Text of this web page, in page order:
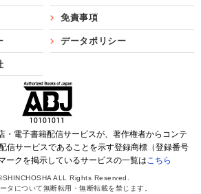
免責事項
データポリシー
・電子書籍配信サービスが、著作権者からコンテ
信サービスであることを示す登録商標（登録番号
ークを掲示しているサービスの一覧はこちら
ALL Rights Reserved.
タについて無断転用・無断転載を禁じます。